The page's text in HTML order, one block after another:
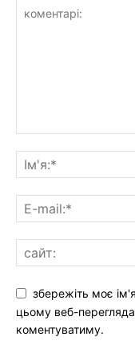
збережіть моє
цьому веб-
коментуватиму.